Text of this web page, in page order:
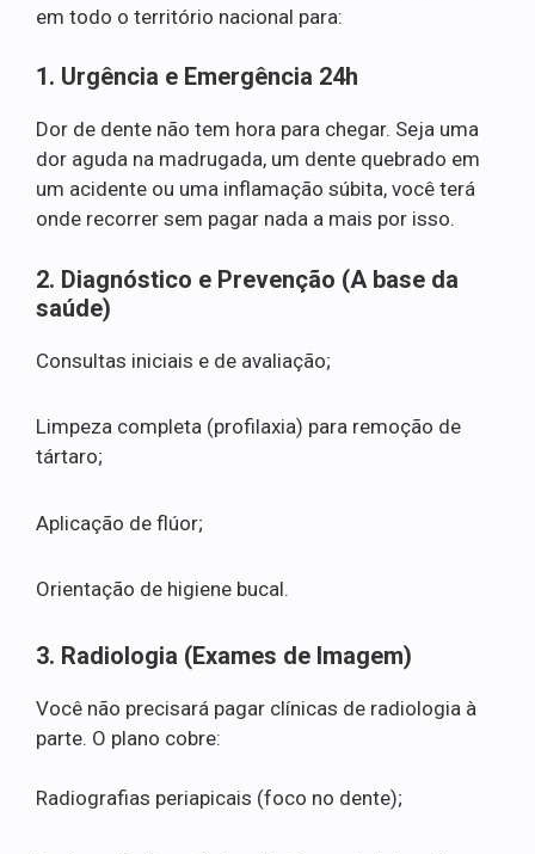
em todo o território nacional para:
1. Urgência e Emergência 24h
Dor de dente não tem hora para chegar. Seja uma
dor aguda na madrugada, um dente quebrado em
um acidente ou uma inflamação súbita, você terá
onde recorrer sem pagar nada a mais por isso.
2. Diagnóstico e Prevenção (A base da
saúde)
Consultas iniciais e de avaliação;
Limpeza completa (profilaxia) para remoção de
tártaro;
Aplicação de flúor;
Orientação de higiene bucal.
3. Radiologia (Exames de Imagem)
Você não precisará pagar clínicas de radiologia à
parte. O plano cobre:
Radiografias periapicais (foco no dente);